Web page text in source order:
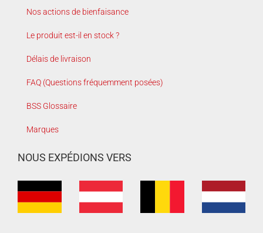
Nos actions de bienfaisance
Le produit est-il en stock ?
Délais de livraison
FAQ (Questions fréquemment posées)
BSS Glossaire
Marques
NOUS EXPÉDIONS VERS